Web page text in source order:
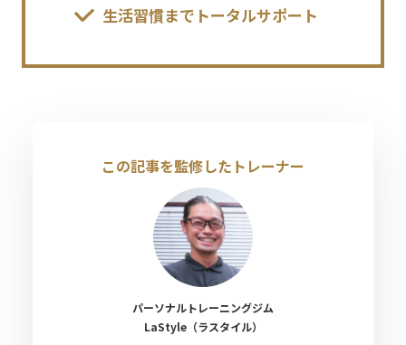
生活習慣までトータルサポート
この記事を監修したトレーナー
パーソナルトレーニングジム
LaStyle（ラスタイル）